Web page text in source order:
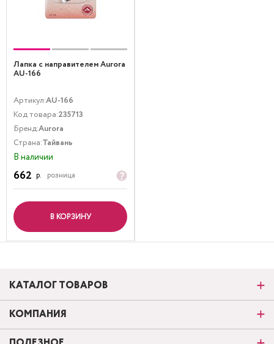
Лапка с направителем Aurora
AU-166
Артикул:AU-166
Код товара:235713
Бренд:Aurora
Страна:Тайвань
В наличии
662 р. розница
В КОРЗИНУ
КАТАЛОГ ТОВАРОВ
КОМПАНИЯ